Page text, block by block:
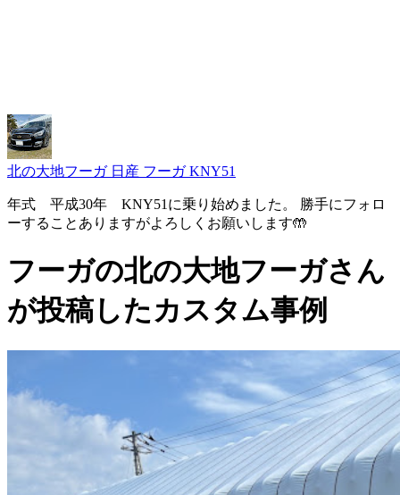
北の大地フーガ 日産 フーガ KNY51
年式 平成30年 KNY51に乗り始めました。 勝手にフォロ
ーすることありますがよろしくお願いします🤲
フーガの北の大地フーガさん
が投稿したカスタム事例